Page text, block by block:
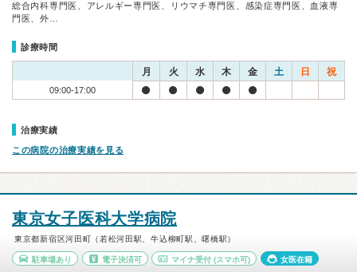
総合内科専門医、アレルギー専門医、リウマチ専門医、感染症専門医、血液専
門医、外…
診療時間
月 火 水 木 金 土 日 祝
09:00-17:00
治療実績
この病院の治療実績を見る
東京女子医科大学病院
東京都新宿区河田町（若松河田駅、牛込柳町駅、曙橋駅）
駐車場あり 電子決済可 マイナ受付 (スマホ可) 女医在籍